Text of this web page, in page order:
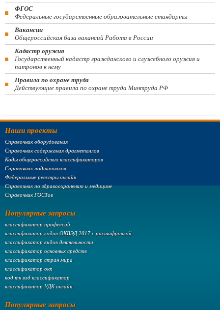
ФГОС
Федеральные государственные образовательные стандарты
Вакансии
Общероссийская база вакансий Работа в России
Кадастр оружия
Государственный кадастр гражданского и служебного оружия и
патронов к нему
Правила по охране труда
Действующие правила по охране труда Минтруда РФ
Наши проекты
Справочник оборудования
Справочник содержания драгметаллов
Коды общероссийских классификаторов
Справочник подшипников
Федеральные реестры онлайн
Справочник по здравоохранению и медицине
Справочник ГОСТов
Популярные запросы
классификатор профессий
классификатор кодов ОКВЭД 2017 с расшифровкой
классификатор видов деятельности
классификатор основных средств
классификатор стран мира
классификатор окп
код тн вэд классификатор
классификатор УДК онлайн
Популярные запросы